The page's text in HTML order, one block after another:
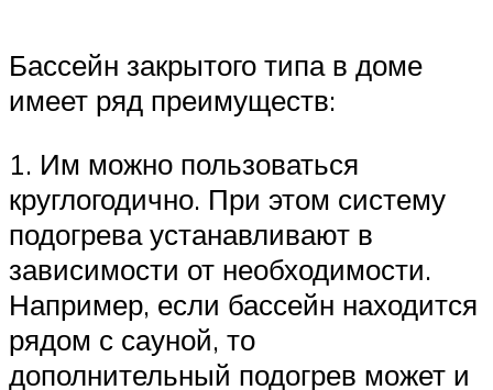
Бассейн закрытого типа в доме
имеет ряд преимуществ:
1. Им можно пользоваться
круглогодично. При этом систему
подогрева устанавливают в
зависимости от необходимости.
Например, если бассейн находится
рядом с сауной, то
дополнительный подогрев может и